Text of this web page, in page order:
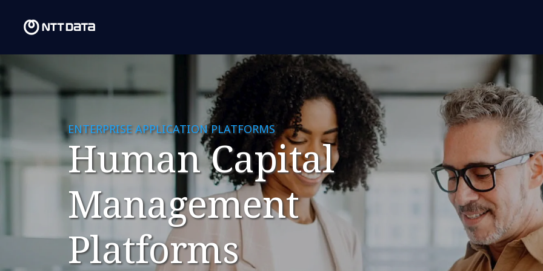
ENTERPRISE APPLICATION PLATFORMS
Human Capital
Management
Platforms